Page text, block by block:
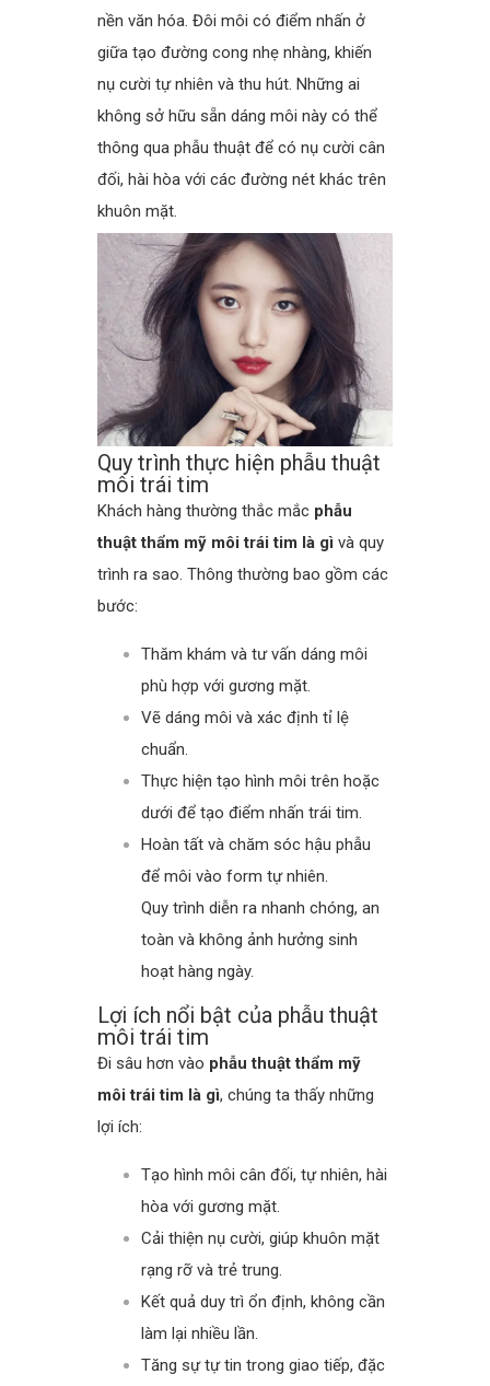
nền văn hóa. Đôi môi có điểm nhấn ở
giữa tạo đường cong nhẹ nhàng, khiến
nụ cười tự nhiên và thu hút. Những ai
không sở hữu sẵn dáng môi này có thể
thông qua phẫu thuật để có nụ cười cân
đối, hài hòa với các đường nét khác trên
khuôn mặt.
Quy trình thực hiện phẫu thuật
môi trái tim
Khách hàng thường thắc mắc phẫu
thuật thẩm mỹ môi trái tim là gì và quy
trình ra sao. Thông thường bao gồm các
bước:
Thăm khám và tư vấn dáng môi
phù hợp với gương mặt.
Vẽ dáng môi và xác định tỉ lệ
chuẩn.
Thực hiện tạo hình môi trên hoặc
dưới để tạo điểm nhấn trái tim.
Hoàn tất và chăm sóc hậu phẫu
để môi vào form tự nhiên.
Quy trình diễn ra nhanh chóng, an
toàn và không ảnh hưởng sinh
hoạt hàng ngày.
Lợi ích nổi bật của phẫu thuật
môi trái tim
Đi sâu hơn vào phẫu thuật thẩm mỹ
môi trái tim là gì, chúng ta thấy những
lợi ích:
Tạo hình môi cân đối, tự nhiên, hài
hòa với gương mặt.
Cải thiện nụ cười, giúp khuôn mặt
rạng rỡ và trẻ trung.
Kết quả duy trì ổn định, không cần
làm lại nhiều lần.
Tăng sự tự tin trong giao tiếp, đặc